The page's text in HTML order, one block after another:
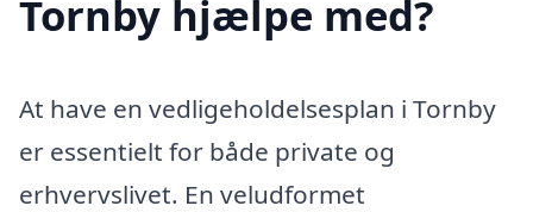
Tornby hjælpe med?
At have en vedligeholdelsesplan i Tornby
er essentielt for både private og
erhvervslivet. En veludformet